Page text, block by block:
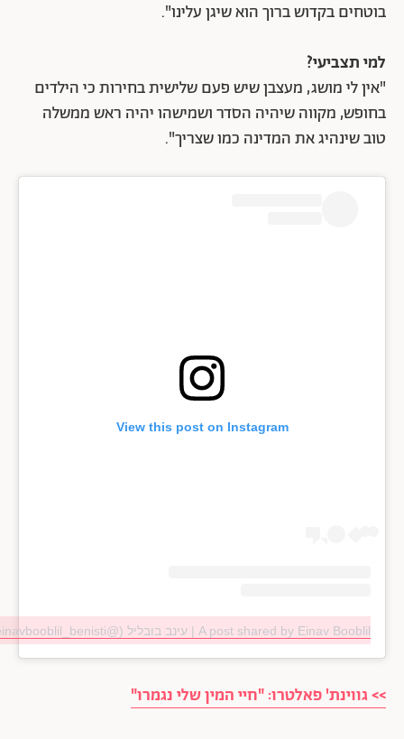
בוטחים בקדוש ברוך הוא שיגן עלינו".
למי תצביעי?
"אין לי מושג, מעצבן שיש פעם שלישית בחירות כי הילדים
בחופש, מקווה שיהיה הסדר ושמישהו יהיה ראש ממשלה
טוב שינהיג את המדינה כמו שצריך".
View this post on Instagram
A post shared by Einav Booblil | עינב בובליל (@einavbooblil_benisti)
>> גווינת' פאלטרו: "חיי המין שלי נגמרו"